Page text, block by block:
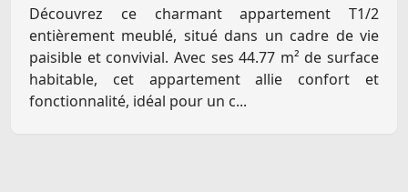
Découvrez ce charmant appartement T1/2
entièrement meublé, situé dans un cadre de vie
paisible et convivial. Avec ses 44.77 m² de surface
habitable, cet appartement allie confort et
fonctionnalité, idéal pour un c...